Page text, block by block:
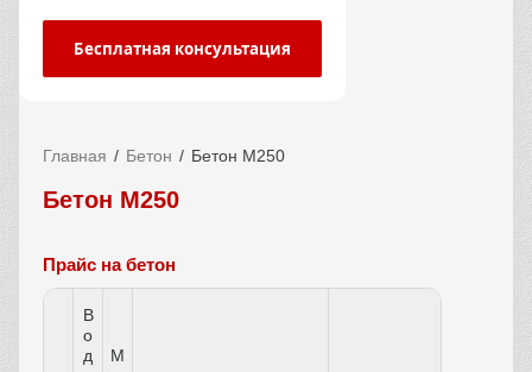
Бесплатная консультация
Главная Бетон Бетон М250
Бетон М250
Прайс на бетон
В
о
д
М